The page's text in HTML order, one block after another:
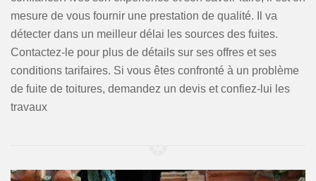
mesure de vous fournir une prestation de qualité. Il va
détecter dans un meilleur délai les sources des fuites.
Contactez-le pour plus de détails sur ses offres et ses
conditions tarifaires. Si vous êtes confronté à un problème
de fuite de toitures, demandez un devis et confiez-lui les
travaux